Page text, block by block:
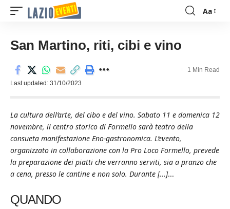
Font
Aa
San Martino, riti, cibi e vino
Last updated: 31/10/2023
1 Min Read
La cultura dell’arte, del cibo e del vino. Sabato 11 e domenica 12
novembre, il centro storico di Formello sarà teatro della
consueta manifestazione Eno-gastronomica. L’evento,
organizzato in collaborazione con la Pro Loco Formello, prevede
la preparazione dei piatti che verranno serviti, sia a pranzo che
a cena, presso le cantine e non solo. Durante [...]...
QUANDO